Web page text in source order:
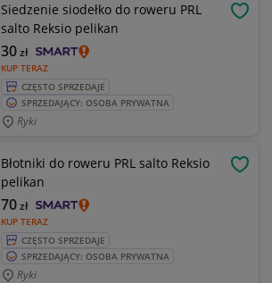
Siedzenie siodełko do roweru PRL
salto Reksio pelikan
KUP TERAZ
30zł
CZĘSTO SPRZEDAJE
SPRZEDAJĄCY: OSOBA PRYWATNA
Ryki
Błotniki do roweru PRL salto Reksio
pelikan
KUP TERAZ
70zł
CZĘSTO SPRZEDAJE
SPRZEDAJĄCY: OSOBA PRYWATNA
Ryki